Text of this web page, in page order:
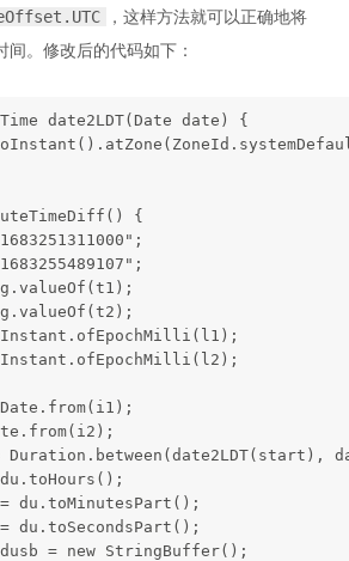
，这样方法就可以正确地将
。修改后的代码如下：
date2LDT(Date date) {
{
Duration.between(date2LDT(start),
du.toMinutesPart();
du.toSecondsPart();
= new StringBuffer();